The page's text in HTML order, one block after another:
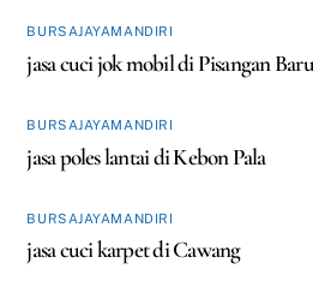
BURSAJAYAMANDIRI
jasa cuci jok mobil di Pisangan Baru
BURSAJAYAMANDIRI
jasa poles lantai di Kebon Pala
BURSAJAYAMANDIRI
jasa cuci karpet di Cawang